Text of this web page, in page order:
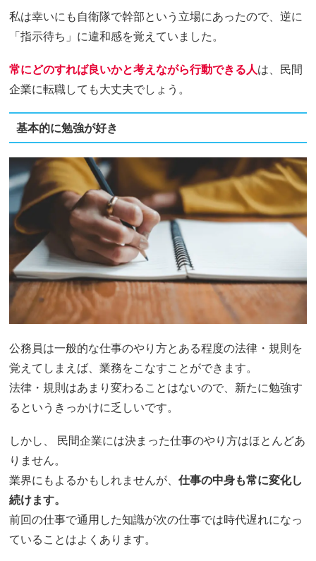
私は幸いにも自衛隊で幹部という立場にあったので、逆に
「指示待ち」に違和感を覚えていました。
常にどのすれば良いかと考えながら行動できる人は、民間
企業に転職しても大丈夫でしょう。
基本的に勉強が好き
公務員は一般的な仕事のやり方とある程度の法律・規則を
覚えてしまえば、業務をこなすことができます。
法律・規則はあまり変わることはないので、新たに勉強す
るというきっかけに乏しいです。
しかし、 民間企業には決まった仕事のやり方はほとんどあ
りません。
業界にもよるかもしれませんが、仕事の中身も常に変化し
続けます。
前回の仕事で通用した知識が次の仕事では時代遅れになっ
ていることはよくあります。